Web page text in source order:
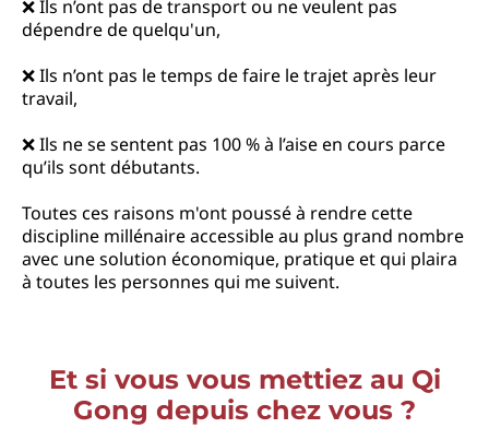
❌ Ils n’ont pas de transport ou ne veulent pas
dépendre de quelqu'un,
❌ Ils n’ont pas le temps de faire le trajet après leur
travail,
❌ Ils ne se sentent pas 100 % à l’aise en cours parce
qu’ils sont débutants.
Toutes ces raisons m'ont poussé à rendre cette
discipline millénaire accessible au plus grand nombre
avec une solution économique, pratique et qui plaira
à toutes les personnes qui me suivent.
Et si vous vous mettiez au Qi
Gong depuis chez vous ?